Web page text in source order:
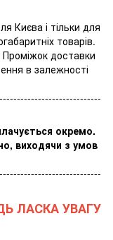
Києва і тільки для
товарів.
Проміжок доставки
в залежності
окремо.
виходячи з умов
ЛАСКА УВАГУ